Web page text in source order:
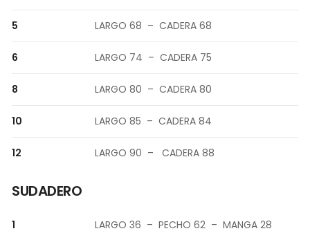
5 LARGO 68 – CADERA 68
6 LARGO 74 – CADERA 75
8 LARGO 80 – CADERA 80
10 LARGO 85 – CADERA 84
12 LARGO 90 – CADERA 88
SUDADERO
1 LARGO 36 – PECHO 62 – MANGA 28